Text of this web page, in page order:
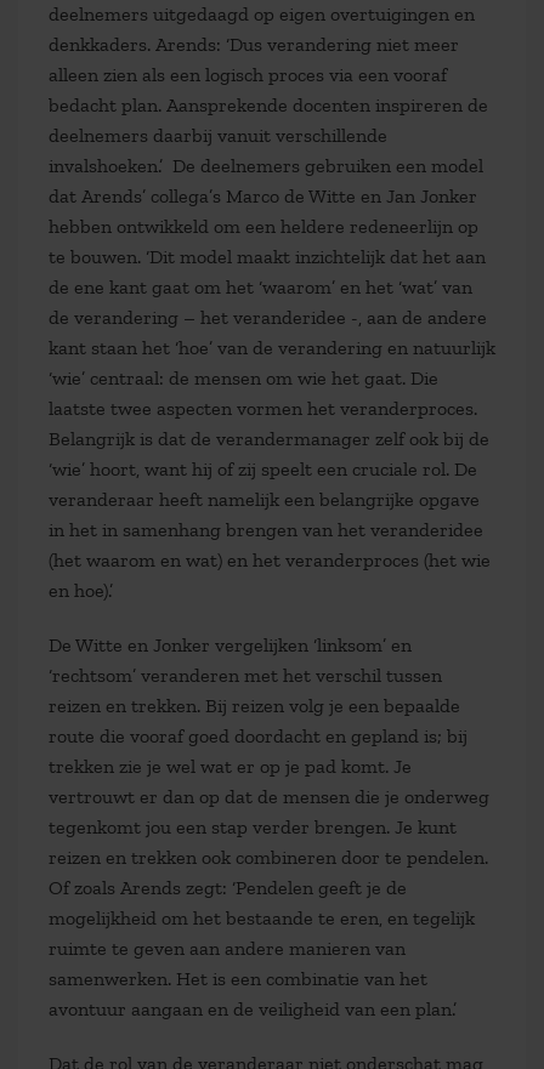
deelnemers uitgedaagd op eigen overtuigingen en
denkkaders. Arends: ‘Dus verandering niet meer
alleen zien als een logisch proces via een vooraf
bedacht plan. Aansprekende docenten inspireren de
deelnemers daarbij vanuit verschillende
invalshoeken.’ De deelnemers gebruiken een model
dat Arends’ collega’s Marco de Witte en Jan Jonker
hebben ontwikkeld om een heldere redeneerlijn op
te bouwen. ‘Dit model maakt inzichtelijk dat het aan
de ene kant gaat om het ‘waarom’ en het ‘wat’ van
de verandering – het veranderidee -, aan de andere
kant staan het ‘hoe’ van de verandering en natuurlijk
‘wie’ centraal: de mensen om wie het gaat. Die
laatste twee aspecten vormen het veranderproces.
Belangrijk is dat de verandermanager zelf ook bij de
‘wie’ hoort, want hij of zij speelt een cruciale rol. De
veranderaar heeft namelijk een belangrijke opgave
in het in samenhang brengen van het veranderidee
(het waarom en wat) en het veranderproces (het wie
en hoe).’
De Witte en Jonker vergelijken ‘linksom’ en
‘rechtsom’ veranderen met het verschil tussen
reizen en trekken. Bij reizen volg je een bepaalde
route die vooraf goed doordacht en gepland is; bij
trekken zie je wel wat er op je pad komt. Je
vertrouwt er dan op dat de mensen die je onderweg
tegenkomt jou een stap verder brengen. Je kunt
reizen en trekken ook combineren door te pendelen.
Of zoals Arends zegt: ‘Pendelen geeft je de
mogelijkheid om het bestaande te eren, en tegelijk
ruimte te geven aan andere manieren van
samenwerken. Het is een combinatie van het
avontuur aangaan en de veiligheid van een plan.’
Dat de rol van de veranderaar niet onderschat mag